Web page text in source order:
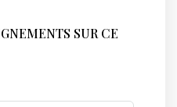
SUR CE